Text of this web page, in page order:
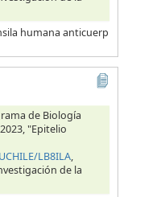
humana anticuerp
de Biología
"Epitelio
LB8ILA,
de la